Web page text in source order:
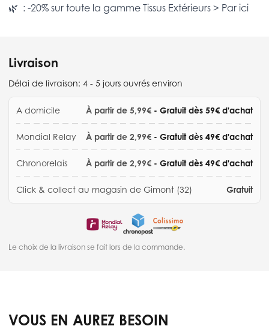
🌿 : -20% sur toute la gamme Tissus Extérieurs > Par ici
Livraison
Délai de livraison: 4 - 5 jours ouvrés environ
A domicile À partir de 5,99€ - Gratuit dès 59€ d'achat
Mondial Relay À partir de 2,99€ - Gratuit dès 49€ d'achat
Chronorelais À partir de 2,99€ - Gratuit dès 49€ d'achat
Click & collect au magasin de Gimont (32) Gratuit
Le choix de la livraison se fait lors de la commande.
VOUS EN AUREZ BESOIN